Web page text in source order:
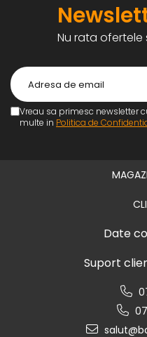
Nu rata ofertele
Vreau sa primesc newsletter
multe in Politica de
Date
Suport